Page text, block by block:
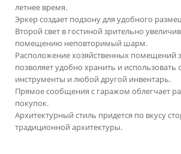
летнее время.
Эркер создает подзону для удобного
Второй свет в гостиной зрительно
помещению неповторимый шарм.
Расположение хозяйственных помещений
позволяет удобно хранить и использовать
инструменты и любой другой инвентарь.
Прямое сообщения с гаражом облегчает
покупок.
Архитектурный стиль придется по вкусу
традиционной архитектуры.